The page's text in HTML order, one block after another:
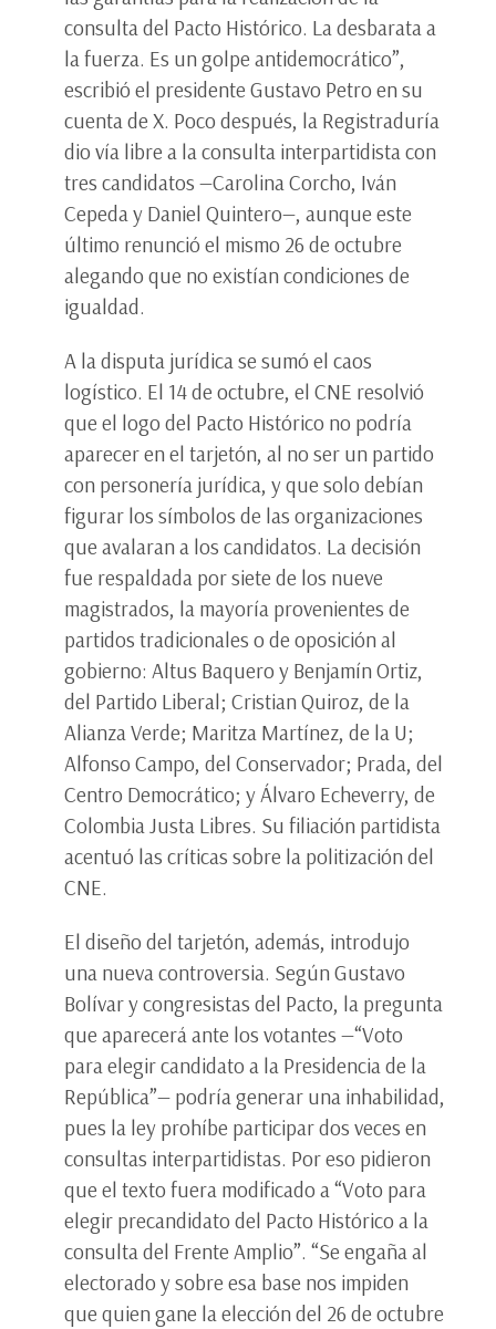
consulta del Pacto Histórico. La desbarata a
la fuerza. Es un golpe antidemocrático”,
escribió el presidente Gustavo Petro en su
cuenta de X. Poco después, la Registraduría
dio vía libre a la consulta interpartidista con
tres candidatos —Carolina Corcho, Iván
Cepeda y Daniel Quintero—, aunque este
último renunció el mismo 26 de octubre
alegando que no existían condiciones de
igualdad.
A la disputa jurídica se sumó el caos
logístico. El 14 de octubre, el CNE resolvió
que el logo del Pacto Histórico no podría
aparecer en el tarjetón, al no ser un partido
con personería jurídica, y que solo debían
figurar los símbolos de las organizaciones
que avalaran a los candidatos. La decisión
fue respaldada por siete de los nueve
magistrados, la mayoría provenientes de
partidos tradicionales o de oposición al
gobierno: Altus Baquero y Benjamín Ortiz,
del Partido Liberal; Cristian Quiroz, de la
Alianza Verde; Maritza Martínez, de la U;
Alfonso Campo, del Conservador; Prada, del
Centro Democrático; y Álvaro Echeverry, de
Colombia Justa Libres. Su filiación partidista
acentuó las críticas sobre la politización del
CNE.
El diseño del tarjetón, además, introdujo
una nueva controversia. Según Gustavo
Bolívar y congresistas del Pacto, la pregunta
que aparecerá ante los votantes —“Voto
para elegir candidato a la Presidencia de la
República”— podría generar una inhabilidad,
pues la ley prohíbe participar dos veces en
consultas interpartidistas. Por eso pidieron
que el texto fuera modificado a “Voto para
elegir precandidato del Pacto Histórico a la
consulta del Frente Amplio”. “Se engaña al
electorado y sobre esa base nos impiden
que quien gane la elección del 26 de octubre